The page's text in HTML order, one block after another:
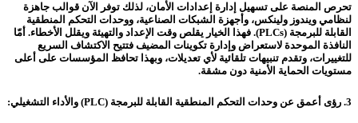
تحرص المنصة على تسهيل إدارة إعدادات الأمان، لذلك توفر الآن قوالب جاهزة
لنظامي ويندوز ولينكس، وأجهزة الشبكات الصناعية، ووحدات التحكم المنطقية
القابلة للبرمجة (PLCs). فهذا الخيار يقلص وقت الإعداد والتهيئة ويقلل الأخطاء. أمّا
النافذة الموحدة لاستعراض وإدارة تكوينات المضيف فتتيح الاكتشاف السريع
للتغييرات، وتقدم تنبيهات تلقائية لأي تعديلات، وبهذا تحافظ المؤسسات على أعلى
مستويات الحماية الأمنية دون مشقة.
3. رؤى أعمق عن وحدات التحكم المنطقية القابلة للبرمجة (PLC) والأداء التشغيلي: